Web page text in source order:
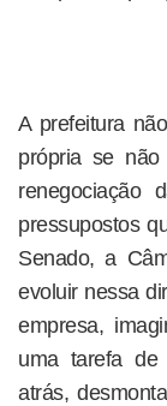
A prefeitura
própria se
renegociação
pressupostos
Senado, a
evoluir nessa
empresa,
uma tarefa
atrás,